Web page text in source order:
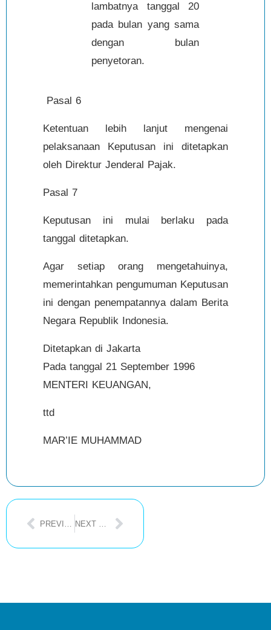
lambatnya tanggal 20
pada bulan yang sama
dengan bulan
penyetoran.
Pasal 6
Ketentuan lebih lanjut mengenai
pelaksanaan Keputusan ini ditetapkan
oleh Direktur Jenderal Pajak.
Pasal 7
Keputusan ini mulai berlaku pada
tanggal ditetapkan.
Agar setiap orang mengetahuinya,
memerintahkan pengumuman Keputusan
ini dengan penempatannya dalam Berita
Negara Republik Indonesia.
Ditetapkan di Jakarta
Pada tanggal 21 September 1996
MENTERI KEUANGAN,
ttd
MAR’IE MUHAMMAD